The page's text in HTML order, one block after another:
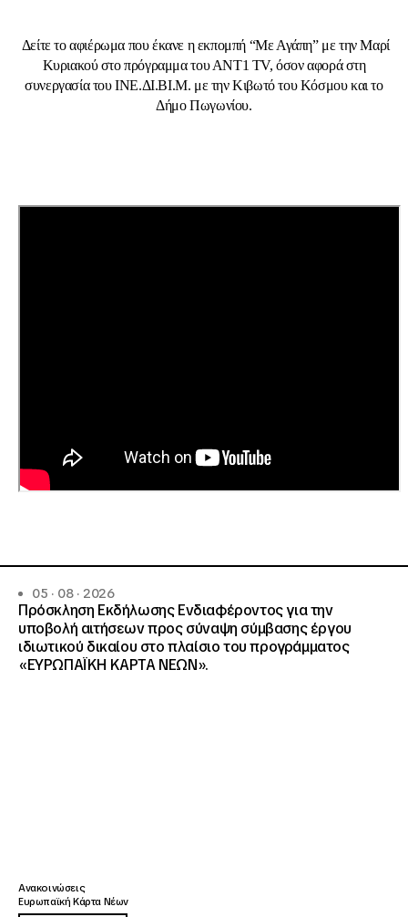
Δείτε το αφιέρωμα που έκανε η εκπομπή “Με Αγάπη” με την Μαρί
Κυριακού στo πρόγραμμα του ΑΝΤ1 TV, όσον αφορά στη
συνεργασία του ΙΝΕ.ΔΙ.ΒΙ.Μ. με την Κιβωτό του Κόσμου και το
Δήμο Πωγωνίου.
05 · 08 · 2026
Πρόσκληση Εκδήλωσης Ενδιαφέροντος για την
υποβολή αιτήσεων προς σύναψη σύμβασης έργου
ιδιωτικού δικαίου στο πλαίσιο του προγράμματος
«ΕΥΡΩΠΑΪΚΗ ΚΑΡΤΑ ΝΕΩΝ».
Ανακοινώσεις
Ευρωπαϊκή Κάρτα Νέων